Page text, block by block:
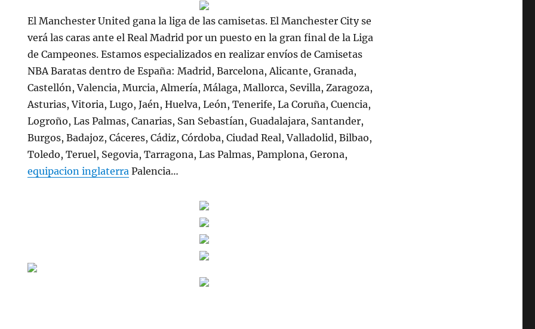
El Manchester United gana la liga de las camisetas. El Manchester City se
verá las caras ante el Real Madrid por un puesto en la gran final de la Liga
de Campeones. Estamos especializados en realizar envíos de Camisetas
NBA Baratas dentro de España: Madrid, Barcelona, Alicante, Granada,
Castellón, Valencia, Murcia, Almería, Málaga, Mallorca, Sevilla, Zaragoza,
Asturias, Vitoria, Lugo, Jaén, Huelva, León, Tenerife, La Coruña, Cuencia,
Logroño, Las Palmas, Canarias, San Sebastían, Guadalajara, Santander,
Burgos, Badajoz, Cáceres, Cádiz, Córdoba, Ciudad Real, Valladolid, Bilbao,
Toledo, Teruel, Segovia, Tarragona, Las Palmas, Pamplona, Gerona,
equipacion inglaterra Palencia…